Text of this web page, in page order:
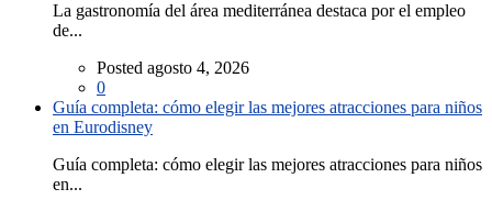
La gastronomía del área mediterránea destaca por el empleo
de...
Posted agosto 4, 2026
0
Guía completa: cómo elegir las mejores atracciones para niños
en Eurodisney
Guía completa: cómo elegir las mejores atracciones para niños
en...